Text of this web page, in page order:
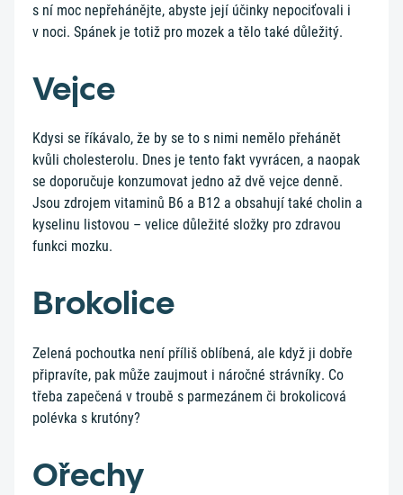
s ní moc nepřehánějte, abyste její účinky nepociťovali i
v noci. Spánek je totiž pro mozek a tělo také důležitý.
Vejce
Kdysi se říkávalo, že by se to s nimi nemělo přehánět
kvůli cholesterolu. Dnes je tento fakt vyvrácen, a naopak
se doporučuje konzumovat jedno až dvě vejce denně.
Jsou zdrojem vitaminů B6 a B12 a obsahují také cholin a
kyselinu listovou – velice důležité složky pro zdravou
funkci mozku.
Brokolice
Zelená pochoutka není příliš oblíbená, ale když ji dobře
připravíte, pak může zaujmout i náročné strávníky. Co
třeba zapečená v troubě s parmezánem či brokolicová
polévka s krutóny?
Ořechy